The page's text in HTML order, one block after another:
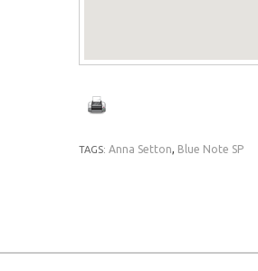
TAGS: Anna Setton, Blue Note SP